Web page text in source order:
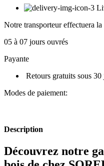
Notre transporteur effectuera
05 à 07 jours ouvrés
Payante
Retours gratuits sous 30
Modes de paiement:
Description
Découvrez notre